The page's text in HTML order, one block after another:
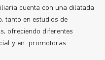
cuenta con una dilatada
tanto en estudios de
ofreciendo diferentes
y en promotoras